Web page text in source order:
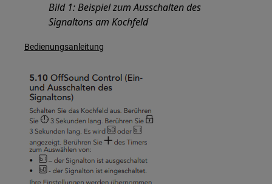
Bild 1: Beispiel zum Ausschalten des
Signaltons am Kochfeld
Bedienungsanleitung